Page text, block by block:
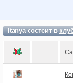
Itanya состоит в